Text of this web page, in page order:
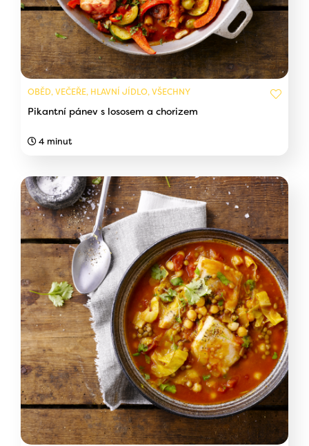
OBĚD, VEČEŘE, HLAVNÍ JÍDLO, VŠECHNY
Pikantní pánev s lososem a chorizem
4 minut